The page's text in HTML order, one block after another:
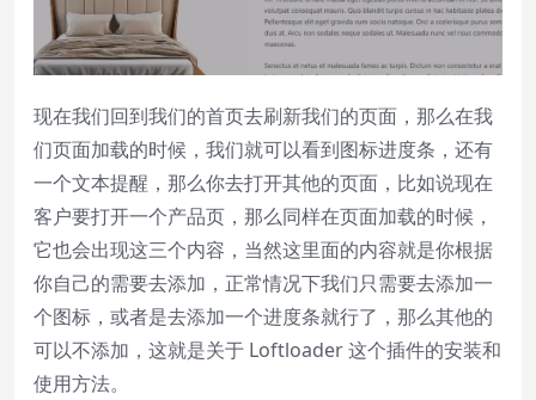
现在我们回到我们的首页去刷新我们的页面，那么在我
们页面加载的时候，我们就可以看到图标进度条，还有
一个文本提醒，那么你去打开其他的页面，比如说现在
客户要打开一个产品页，那么同样在页面加载的时候，
它也会出现这三个内容，当然这里面的内容就是你根据
你自己的需要去添加，正常情况下我们只需要去添加一
个图标，或者是去添加一个进度条就行了，那么其他的
可以不添加，这就是关于 Loftloader 这个插件的安装和
使用方法。